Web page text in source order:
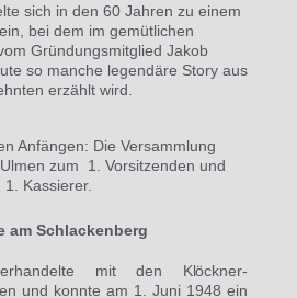
sich in den 60 Jahren zu einem
bei dem im gemütlichen
Gründungsmitglied Jakob
so manche legendäre Story aus
erzählt wird.
Anfängen: Die Versammlung
zum 1. Vorsitzenden und
Kassierer.
am Schlackenberg
mit den Klöckner-
und konnte am 1. Juni 1948 ein